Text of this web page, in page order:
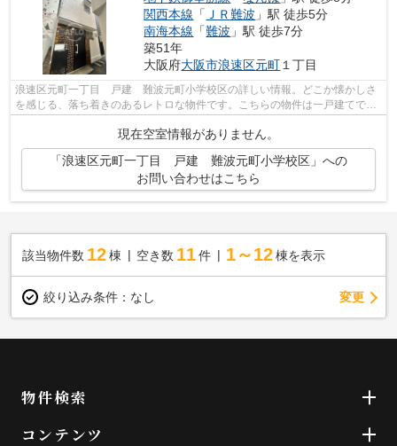
関西本線 「 ＪＲ難波 」駅 徒歩5分
南海本線 「難波 」駅 徒歩7分
築51年
大阪府大阪市浪速区元町１丁目
浪速区元町一丁目 戸建 難波元町小学校区の詳しい情報。どこか懐かしさ
を感じる、落ち着きのあるレトロな物件です。こちらの物件は一戸建てで
現在空室情報がありません。
「浪速区元町一丁目 戸建 難波元町小学校区」への
お問い合わせはこちら
該当物件数 12棟 空き数 11 件 1～12 棟を表示
絞り込み条件： なし 変更
物件検索
コンテンツ